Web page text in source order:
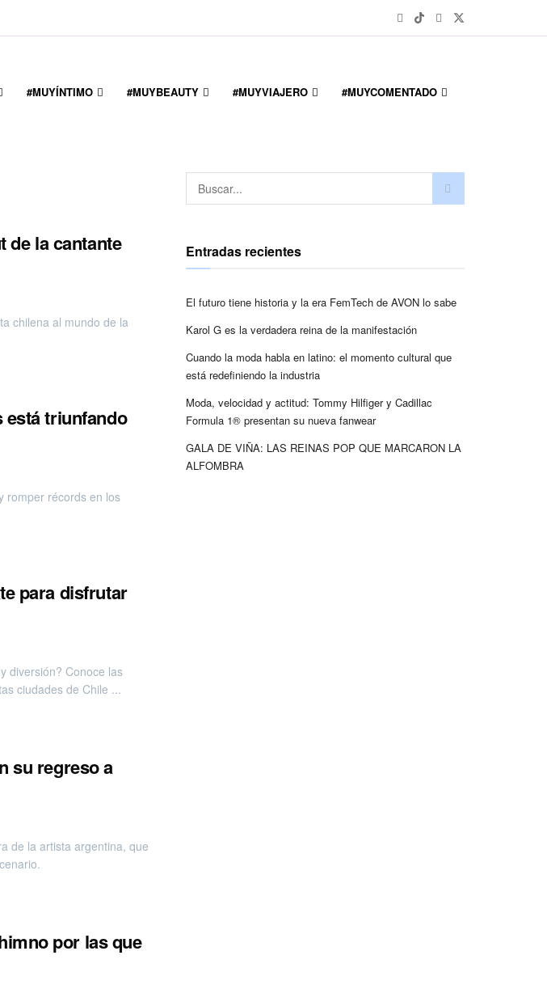
#MUYÍNTIMO #MUYBEAUTY #MUYVIAJERO #MUYCOMENTADO
de la cantante
chilena al mundo de la
está triunfando
romper récords en los
para disfrutar
diversión? Conoce las
ciudades de Chile ...
su regreso a
de la artista argentina, que
por las que
Entradas recientes
El futuro tiene historia y la era FemTech de AVON lo sabe
Karol G es la verdadera reina de la manifestación
Cuando la moda habla en latino: el momento cultural que
está redefiniendo la industria
Moda, velocidad y actitud: Tommy Hilfiger y Cadillac
Formula 1® presentan su nueva fanwear
GALA DE VIÑA: LAS REINAS POP QUE MARCARON LA
ALFOMBRA